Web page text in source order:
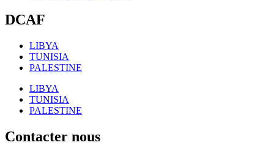
DCAF
LIBYA
TUNISIA
PALESTINE
LIBYA
TUNISIA
PALESTINE
Contacter nous